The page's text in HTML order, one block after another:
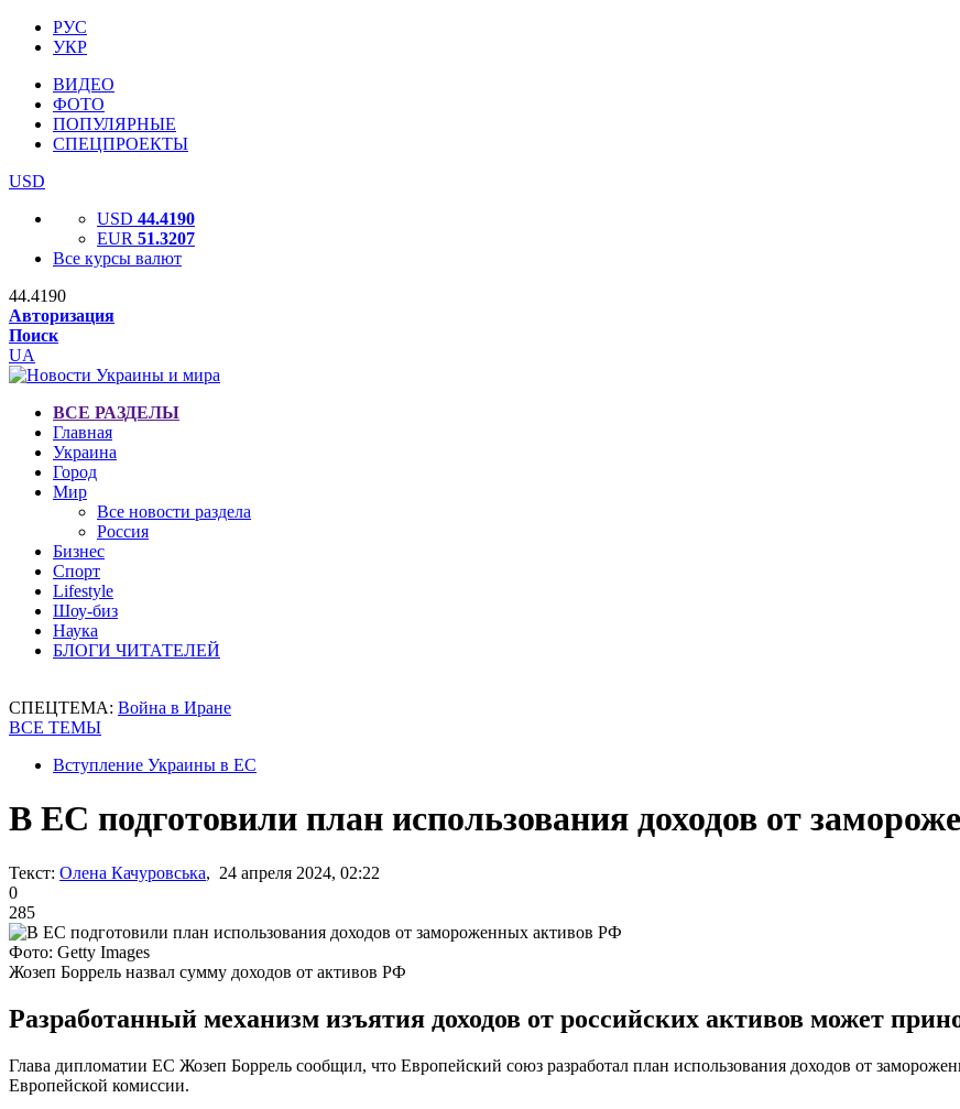
РУС
УКР
ВИДЕО
ФОТО
ПОПУЛЯРНЫЕ
СПЕЦПРОЕКТЫ
USD
USD 44.4190
EUR 51.3207
Все курсы валют
44.4190
Авторизация
Поиск
UA
ВСЕ РАЗДЕЛЫ
Главная
Украина
Город
Мир
Все новости раздела
Россия
Бизнес
Спорт
Lifestyle
Шоу-биз
Наука
БЛОГИ ЧИТАТЕЛЕЙ
СПЕЦТЕМА: Война в Иране
ВСЕ ТЕМЫ
Вступление Украины в ЕС
В ЕС подготовили план использования доходов от
Текст: Олена Качуровська, 24 апреля 2024, 02:22
0
285
Фото: Getty Images
Жозеп Боррель назвал сумму доходов от активов РФ
Разработанный механизм изъятия доходов от российских активов может
Глава дипломатии ЕС Жозеп Боррель сообщил, что Европейский союз разработал план использования доходов от
Европейской комиссии.